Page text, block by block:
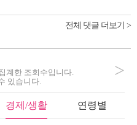
전체 댓글 더보기 >
계한 조회수입니다.
있습니다.
>
경제/생활 연령별